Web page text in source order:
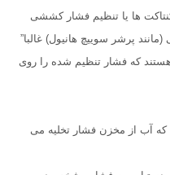
ها یا تنظیم فشار کششی
پرشر سویيچ هانیول) غالبا”
که فشار تنظیم شده را روی
آب از مخزن فشار تخلیه می